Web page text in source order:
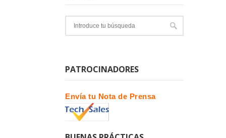
PATROCINADORES
Envía tu Nota de Prensa